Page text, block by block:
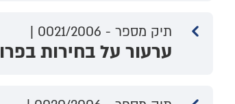
תיק מספר - 0021/2006 |
ערעור על בחירות בפרו